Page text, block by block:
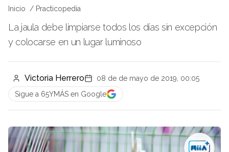
Inicio Practicopedia
La jaula debe limpiarse todos los días sin excepción
y colocarse en un lugar luminoso
Victoria Herrero
08 de de mayo de 2019, 00:05
Sigue a 65YMÁS en Google